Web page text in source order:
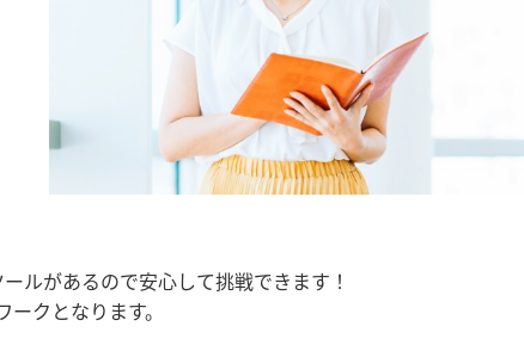
ルがあるので安心して挑戦できます！
クとなります。